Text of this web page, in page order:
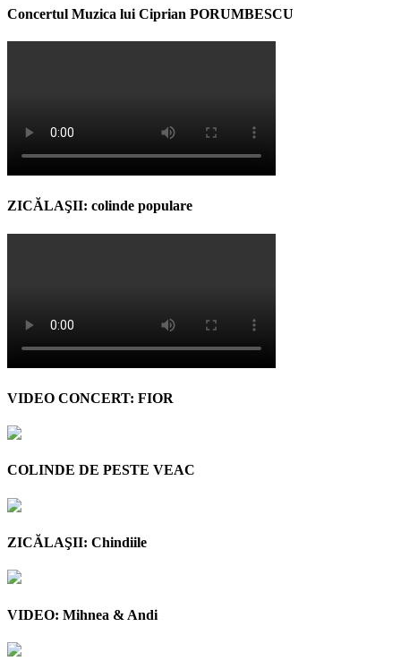
Concertul Muzica lui Ciprian PORUMBESCU
ZICĂLAŞII: colinde populare
VIDEO CONCERT: FIOR
COLINDE DE PESTE VEAC
ZICĂLAŞII: Chindiile
VIDEO: Mihnea & Andi